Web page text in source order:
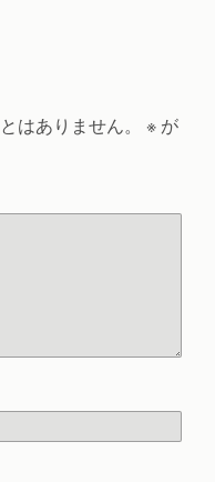
はありません。 ※ が